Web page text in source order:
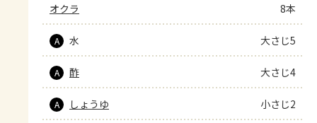
オクラ 8本
A 水 大さじ5
A 酢 大さじ4
A しょうゆ 小さじ2